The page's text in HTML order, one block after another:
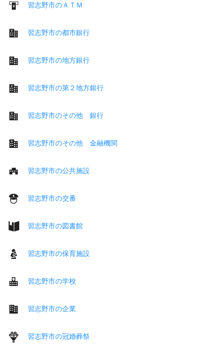
習志野市のＡＴＭ
習志野市の都市銀行
習志野市の地方銀行
習志野市の第２地方銀行
習志野市のその他 銀行
習志野市のその他 金融機関
習志野市の公共施設
習志野市の交番
習志野市の図書館
習志野市の保育施設
習志野市の学校
習志野市の企業
習志野市の冠婚葬祭